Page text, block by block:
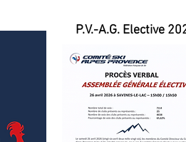
P.V.-A.G. Elective